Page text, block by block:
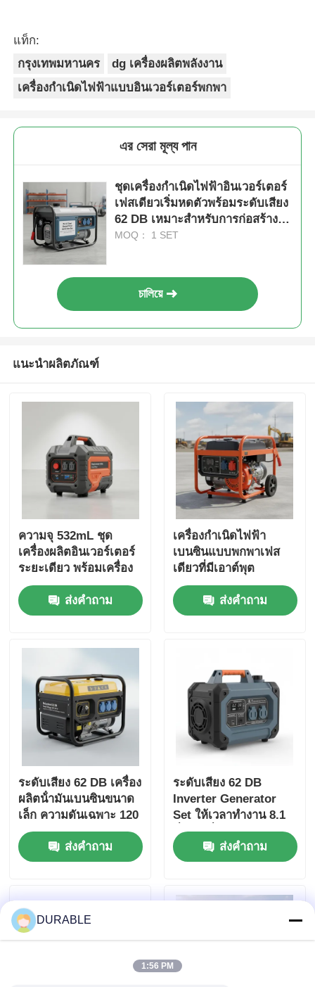
แท็ก:
กรุงเทพมหานคร
dg เครื่องผลิตพลังงาน
เครื่องกำเนิดไฟฟ้าแบบอินเวอร์เตอร์พกพา
এর সেরা মূল্য পান
ชุดเครื่องกำเนิดไฟฟ้าอินเวอร์เตอร์
เฟสเดียวเริ่มหดตัวพร้อมระดับเสียง
62 DB เหมาะสำหรับการก่อสร้าง
และไฟฟ้าฉุกเฉิน
MOQ： 1 SET
চালিয়ে
แนะนำผลิตภัณฑ์
ความจุ 532mL ชุด
เครื่องผลิตอินเวอร์เตอร์
ระยะเดียว พร้อมเครื่อง
ชาร์จ USB DC5V1A
แหล่งพลังงานสํารอง
ฉุกเฉิน
ส่งคำถาม
เครื่องกำเนิดไฟฟ้า
เบนซินแบบพกพาเฟส
เดียวที่มีเอาต์พุต
DC12V5A เหมาะสำหรับ
สถานที่ทำงานกลางแจ้ง
และการสำรองไฟฉุกเฉิน
ส่งคำถาม
ระดับเสียง 62 DB เครื่อง
ผลิตน้ํามันเบนซินขนาด
เล็ก ความดันเฉพาะ 120
240 V แหล่งพลังงานสําห
รับกิจกรรมกลางแจ้งและ
สถานการณ์ฉุกเฉิน
ส่งคำถาม
ระดับเสียง 62 DB
Inverter Generator
Set ให้เวลาทํางาน 8.1
ชั่วโมงที่กําลังเต็มและ
DC Output DC12V 5A
การให้พลังงานสําหรับแอ
ส่งคำถาม
DURABLE
1:56 PM